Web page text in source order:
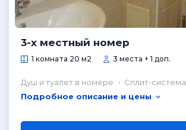
3-х местный номер
1 комната 20 м2 3 места + 1 доп.
Душ и туалет в номере Сплит-система
Подробное описание и цены